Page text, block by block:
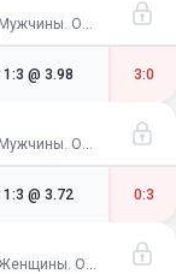
Теннис / Открытый чемпионат Франции. Мужчины. Одиночный разряд. 1/4 финала
@ 3.98 3:0
Теннис / Открытый чемпионат Франции. Мужчины. Одиночный разряд. 1/4 финала
@ 3.72 0:3
Теннис / Открытый чемпионат Франции. Женщины. Одиночный разряд. 1/4 финала